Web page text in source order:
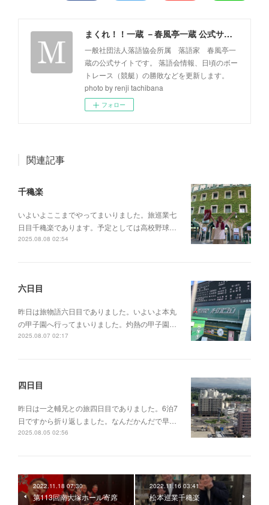
まくれ！！一蔵 －春風亭一蔵 公式サイト－
一般社団法人落語協会所属 落語家 春風亭一
蔵の公式サイトです。 落語会情報、日頃のボー
トレース（競艇）の勝敗などを更新します。
photo by renji tachibana
フォロー
関連記事
千穐楽
いよいよここまでやってまいりました。旅巡業七
日目千穐楽であります。予定としては高校野球…
2025.08.08 02:54
六日目
昨日は旅物語六日目でありました。いよいよ本丸
の甲子園へ行ってまいりました。灼熱の甲子園…
2025.08.07 02:17
四日目
昨日は一之輔兄との旅四日目でありました。6泊7
日ですから折り返しました。なんだかんだで早…
2025.08.05 02:56
2022.11.18 07:30
第113回南大塚ホール寄席
2022.11.16 03:41
松本巡業千穐楽